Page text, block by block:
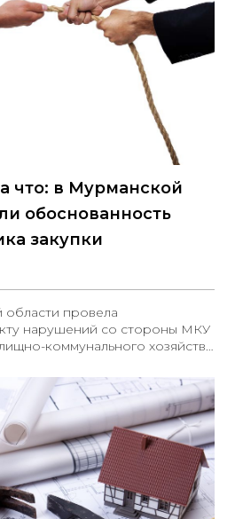
что: в Мурманской
обоснованность
закупки
провела
нарушений со стороны МКУ
коммунального хозяйства